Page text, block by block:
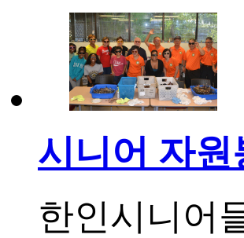
시니어 자
한인시니어